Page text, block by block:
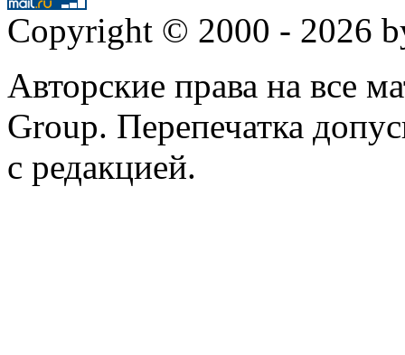
Copyright © 2000 - 2026
Авторские права на все
Group. Перепечатка
с редакцией.